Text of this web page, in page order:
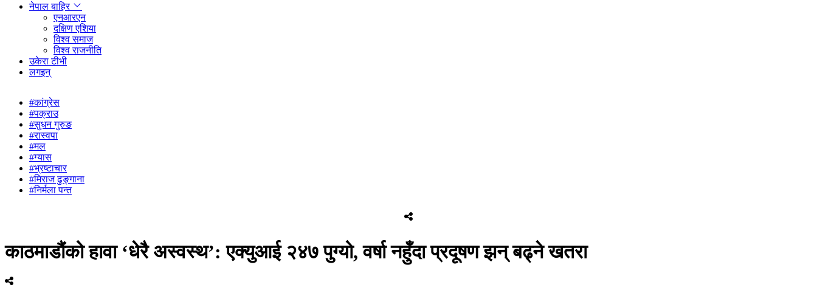
नेपाल बाहिर
एनआरएन
दक्षिण एशिया
विश्व समाज
विश्व राजनीति
उकेरा टीभी
लगइन्
#कांग्रेस
#पक्राउ
#सुधन गुरुङ
#रास्वपा
#मल
#ग्यास
#भ्रष्टाचार
#मिराज ढुङ्गाना
#निर्मला पन्त
काठमाडौंको हावा ‘धेरै अस्वस्थ’: एक्युआई २४७ पुग्यो, वर्षा नहुँदा प्रदूषण झन् बढ्ने खतरा